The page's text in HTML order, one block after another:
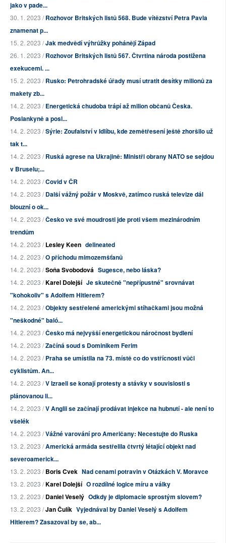
jako v pade...
30. 1. 2023 /Rozhovor Britských listů 568. Bude vítězství Petra Pavla
znamenat p...
15. 2. 2023 /Jak medvědí výhrůžky pohánějí Západ
26. 1. 2023 /Rozhovor Britských listů 567. Čtvrtina národa postižena
exekucemi. ...
15. 2. 2023 /Rusko: Petrohradské úřady musí utratit desítky milionů za
makety zb...
14. 2. 2023 /Energetická chudoba trápí až milion občanů Česka.
Poslankyně a posl...
14. 2. 2023 /Sýrie: Zoufalství v Idlíbu, kde zemětřesení ještě zhoršilo už
tak t...
14. 2. 2023 /Ruská agrese na Ukrajině: Ministři obrany NATO se sejdou
v Bruselu;...
14. 2. 2023 /Covid v ČR
14. 2. 2023 /Další vážný požár v Moskvě, zatímco ruská televize dál
blouzní o ok...
14. 2. 2023 /Česko ve své moudrosti jde proti všem mezinárodním
trendům
14. 2. 2023 /Lesley Keen delineated
14. 2. 2023 /O příchodu mimozemšťanů
14. 2. 2023 /Soňa Svobodová Sugesce, nebo láska?
14. 2. 2023 /Karel Dolejší Je skutečně "nepřípustné" srovnávat
"kohokoliv" s Adolfem Hitlerem?
14. 2. 2023 /Objekty sestřelené americkými stíhačkami jsou možná
"neškodné" baló...
14. 2. 2023 /Česko má nejvyšší energetickou náročnost bydlení
14. 2. 2023 /Začíná soud s Dominikem Ferim
14. 2. 2023 /Praha se umístila na 73. místě co do vstřícnosti vůči
cyklistům. An...
14. 2. 2023 /V Izraeli se konají protesty a stávky v souvislosti s
plánovanou li...
14. 2. 2023 /V Anglii se začínají prodávat injekce na hubnutí - ale není to
všelék
14. 2. 2023 /Vážné varování pro Američany: Necestujte do Ruska
13. 2. 2023 /Americká armáda sestřelila čtvrtý létající objekt nad
severoamerick...
13. 2. 2023 /Boris Cvek Nad cenami potravin v Otázkách V. Moravce
13. 2. 2023 /Karel Dolejší O rozdílné logice míru a války
13. 2. 2023 /Daniel Veselý Odkdy je diplomacie sprostým slovem?
13. 2. 2023 /Jan Čulík Vyjednával by Daniel Veselý s Adolfem
Hitlerem? Zasazoval by se, ab...